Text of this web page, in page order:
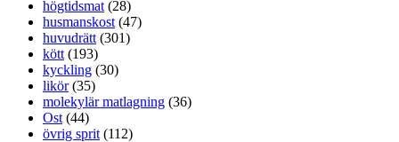
högtidsmat (28)
husmanskost (47)
huvudrätt (301)
kött (193)
kyckling (30)
likör(35)
molekylär matlagning (36)
Ost (44)
övrig sprit (112)